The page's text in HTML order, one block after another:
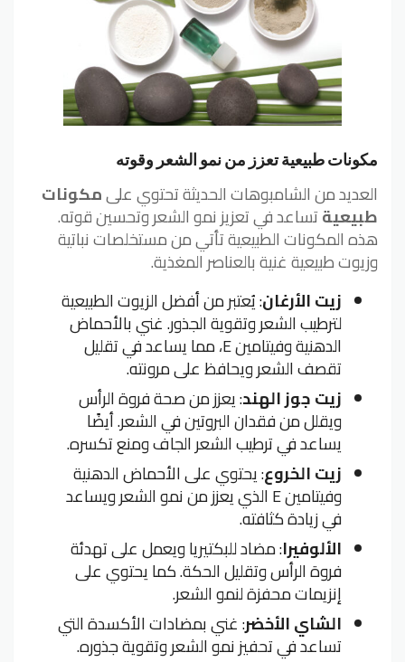
مكونات طبيعية تعزز من نمو الشعر وقوته
العديد من الشامبوهات الحديثة تحتوي علىمكونات
طبيعيةتساعد في تعزيز نمو الشعر وتحسين قوته.
هذه المكونات الطبيعية تأتي من مستخلصات نباتية
وزيوت طبيعية غنية بالعناصر المغذية.
زيت الأرغان: يُعتبر من أفضل الزيوت الطبيعية
لترطيب الشعر وتقوية الجذور. غني بالأحماض
الدهنية وفيتامين E، مما يساعد في تقليل
تقصف الشعر ويحافظ على مرونته.
زيت جوز الهند: يعزز من صحة فروة الرأس
ويقلل من فقدان البروتين في الشعر. أيضًا
يساعد في ترطيب الشعر الجاف ومنع تكسره.
زيت الخروع: يحتوي على الأحماض الدهنية
وفيتامين E الذي يعزز من نمو الشعر ويساعد
في زيادة كثافته.
الألوفيرا: مضاد للبكتيريا ويعمل على تهدئة
فروة الرأس وتقليل الحكة. كما يحتوي على
إنزيمات محفزة لنمو الشعر.
الشاي الأخضر: غني بمضادات الأكسدة التي
تساعد في تحفيز نمو الشعر وتقوية جذوره.